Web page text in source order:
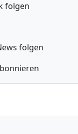
folgen
folgen